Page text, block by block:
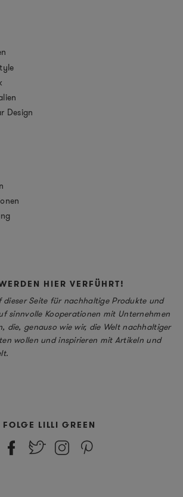
Design
HIER VERFÜHRT!
Seite für nachhaltige Produkte und
sinnvolle Kooperationen mit Unternehmen
die, genauso wie wir, die Welt nachhaltiger
wollen und inspirieren mit Artikeln und
FOLGE LILLI GREEN